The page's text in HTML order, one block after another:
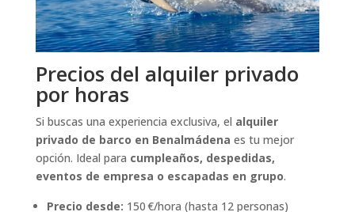
Precios del alquiler privado
por horas
Si buscas una experiencia exclusiva, el alquiler
privado de barco en Benalmádena es tu mejor
opción. Ideal para cumpleaños, despedidas,
eventos de empresa o escapadas en grupo.
Precio desde: 150 €/hora (hasta 12 personas)